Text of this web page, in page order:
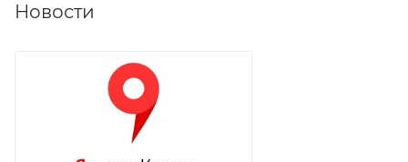
Новости